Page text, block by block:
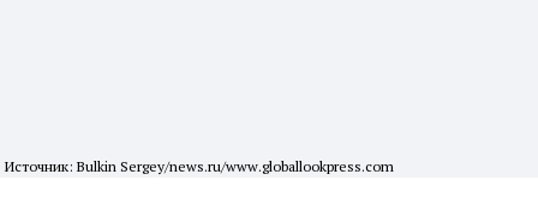
Источник: Bulkin Sergey/news.ru/www.globallookpress.com